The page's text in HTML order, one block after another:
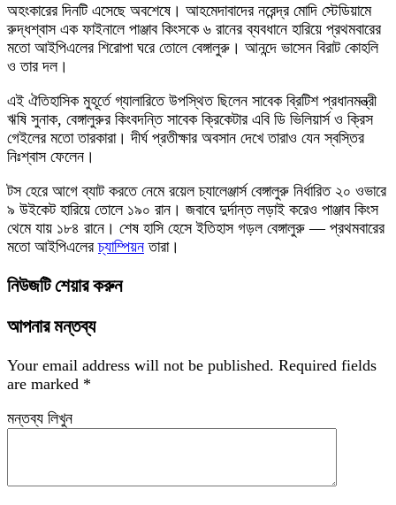
অহংকারের দিনটি এসেছে অবশেষে। আহমেদাবাদের নরেন্দ্র মোদি স্টেডিয়ামে
রুদ্ধশ্বাস এক ফাইনালে পাঞ্জাব কিংসকে ৬ রানের ব্যবধানে হারিয়ে প্রথমবারের
মতো আইপিএলের শিরোপা ঘরে তোলে বেঙ্গালুরু। আনন্দে ভাসেন বিরাট কোহলি
ও তার দল।
এই ঐতিহাসিক মুহূর্তে গ্যালারিতে উপস্থিত ছিলেন সাবেক ব্রিটিশ প্রধানমন্ত্রী
ঋষি সুনাক, বেঙ্গালুরুর কিংবদন্তি সাবেক ক্রিকেটার এবি ডি ভিলিয়ার্স ও ক্রিস
গেইলের মতো তারকারা। দীর্ঘ প্রতীক্ষার অবসান দেখে তারাও যেন স্বস্তির
নিঃশ্বাস ফেলেন।
টস হেরে আগে ব্যাট করতে নেমে রয়েল চ্যালেঞ্জার্স বেঙ্গালুরু নির্ধারিত ২০ ওভারে
৯ উইকেট হারিয়ে তোলে ১৯০ রান। জবাবে দুর্দান্ত লড়াই করেও পাঞ্জাব কিংস
থেমে যায় ১৮৪ রানে। শেষ হাসি হেসে ইতিহাস গড়ল বেঙ্গালুরু — প্রথমবারের
মতো আইপিএলেরচ্যাম্পিয়ন তারা।
নিউজটি শেয়ার করুন
আপনার মন্তব্য
Your email address will not be published. Required fields
are marked *
মন্তব্য লিখুন